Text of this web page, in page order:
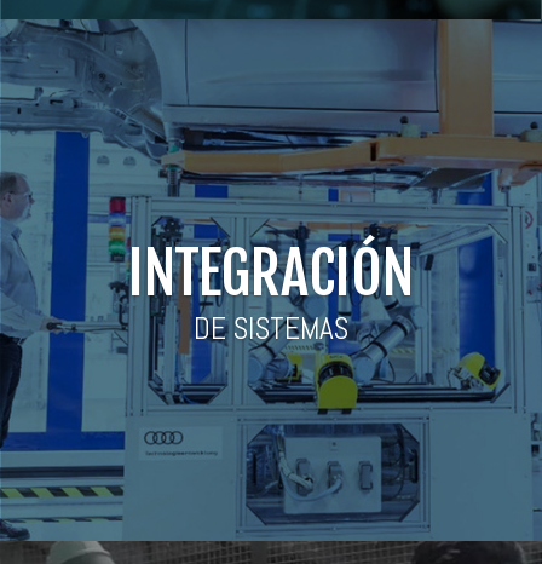
INTEGRACIÓN
DE SISTEMAS